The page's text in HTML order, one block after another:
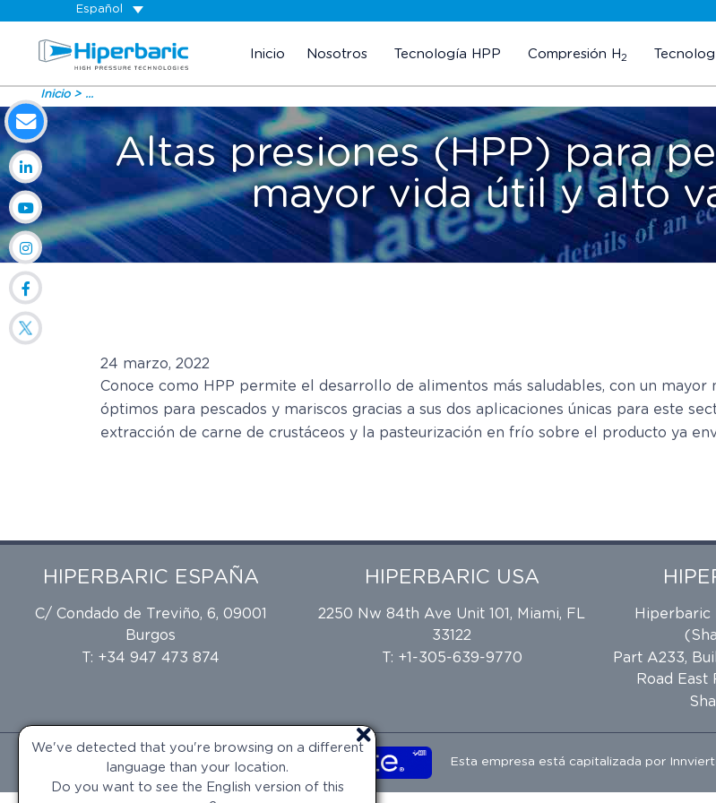
We've detected that you're browsing on a different
language than your location.
Do you want to see the English version of this
Español
Inicio Nosotros Tecnología HPP Compresión H2
Inicio ...
Altas presiones (HPP) para
mayor vida útil y alto
24 marzo, 2022
Conoce como HPP permite el desarrollo de alimentos más saludables, con un
óptimos para pescados y mariscos gracias a sus dos aplicaciones únicas para este
extracción de carne de crustáceos y la pasteurización en frío sobre el producto ya
HIPERBARIC ESPAÑA
C/ Condado de Treviño, 6, 09001
Burgos
T: +34 947 473 874
HIPERBARIC USA
2250 Nw 84th Ave Unit 101, Miami, FL
33122
T: +1-305-639-9770
Hiperbaric
Part A233,
Road
Esta empresa está capitalizada por